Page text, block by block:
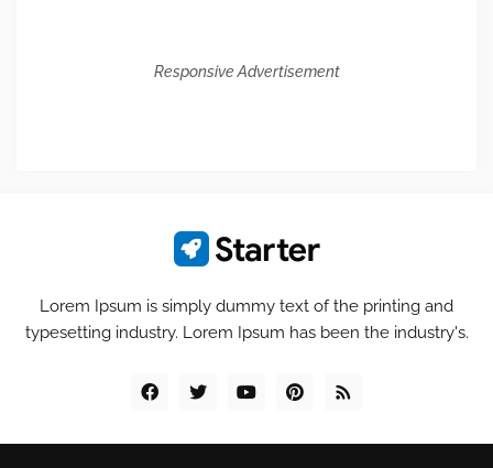
Responsive Advertisement
Lorem Ipsum is simply dummy text of the printing and
typesetting industry. Lorem Ipsum has been the industry's.